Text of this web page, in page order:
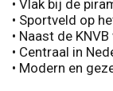
• Vlak bij de
• Sportveld op
• Naast de
• Centraal in
• Modern en